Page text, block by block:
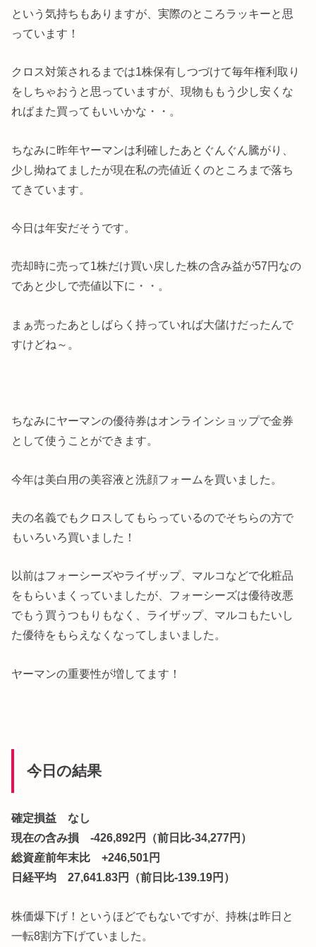
という気持ちもありますが、実際のところラッキーと思
っています！
クロス対策されるまでは1株保有しつづけて毎年権利取り
をしちゃおうと思っていますが、現物ももう少し安くな
ればまた買ってもいいかな・・。
ちなみに昨年ヤーマンは利確したあとぐんぐん騰がり、
少し拗ねてましたが現在私の売値近くのところまで落ち
てきています。
今日は年安だそうです。
売却時に売って1株だけ買い戻した株の含み益が57円なの
であと少しで売値以下に・・。
まぁ売ったあとしばらく持っていれば大儲けだったんで
すけどね～。
ちなみにヤーマンの優待券はオンラインショップで金券
として使うことができます。
今年は美白用の美容液と洗顔フォームを買いました。
夫の名義でもクロスしてもらっているのでそちらの方で
もいろいろ買いました！
以前はフォーシーズやライザップ、マルコなどで化粧品
をもらいまくっていましたが、フォーシーズは優待改悪
でもう買うつもりもなく、ライザップ、マルコもたいし
た優待をもらえなくなってしまいました。
ヤーマンの重要性が増してます！
今日の結果
確定損益 なし
現在の含み損 -426,892円（前日比-34,277円）
総資産前年末比 +246,501円
日経平均 27,641.83円（前日比-139.19円）
株価爆下げ！というほどでもないですが、持株は昨日と
一転8割方下げていました。